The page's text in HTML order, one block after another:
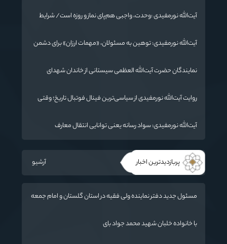
آیت‌الله نورمفیدی :وحدت، واجبی هم‌پای نماز و روزه است/ شرایط
آیت‌الله نورمفیدی: توهین به مسئولان، «مهمات ارزان» برای دشمن
نمایندگان حضرت آیت‌الله العظمی سیستانی از خاندان شهدای
روایت آیت‌الله نورمفیدی از سیاسی‌ترین فینال فوتبال تاریخ؛ وقتی
آیت‌الله نورمفیدی: سواد رسانه یعنی توانایی انتقال معارف
پربازدیدترین اخبار آرشیو
مسئول جدید دفتر نماینده ولی فقیه در استان گلستان و امام جمعه
با خانواده خلبان شهید محمد جواد بای